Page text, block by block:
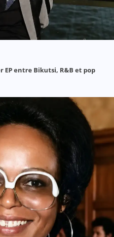
entre Bikutsi, R&B et pop